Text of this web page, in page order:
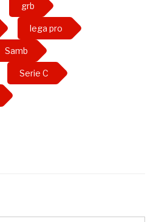
grb
lega pro
Samb
Serie C